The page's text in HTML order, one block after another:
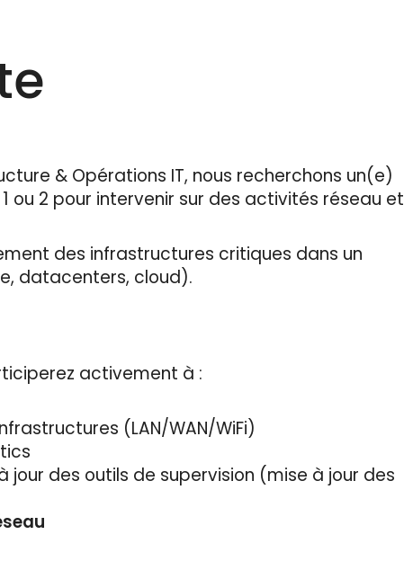
& Opérations IT, nous recherchons un(e)
ou 2 pour intervenir sur des activités réseau et
des infrastructures critiques dans un
datacenters, cloud).
activement à :
(LAN/WAN/WiFi)
des outils de supervision (mise à jour des